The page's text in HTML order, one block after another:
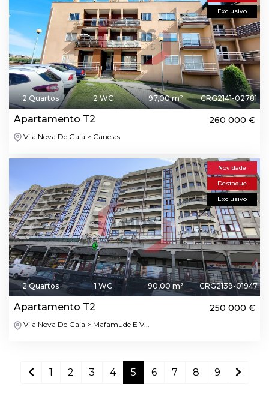
Exclusivo
2 Quartos 2 WC 97,00 m² CRG2141-02781
Apartamento T2 260 000 €
Vila Nova De Gaia > Canelas
Novidade
Destaque
Exclusivo
2 Quartos 1 WC 90,00 m² CRG2139-01947
Apartamento T2 250 000 €
Vila Nova De Gaia > Mafamude E V...
1 2 3 4 5 6 7 8 9